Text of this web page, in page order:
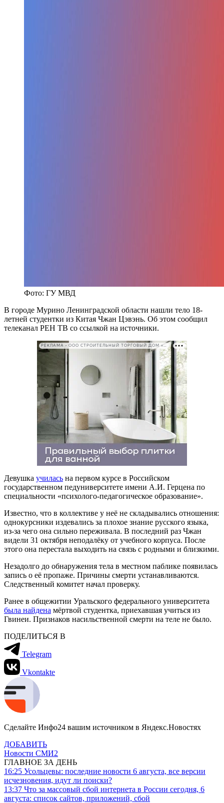
Фото: ГУ МВД
В городе Мурино Ленинградской области нашли тело 18-
летней студентки из Китая Чжан Цэвэнь. Об этом сообщил
телеканал РЕН ТВ со ссылкой на источники.
РЕКЛАМА • ООО СТРОИТЕЛЬНЫЙ ТОРГОВЫЙ ДОМ «ПЕТРОВИЧ». ИНН: 7802348846
Девушка училась на первом курсе в Российском
государственном педуниверситете имени А.И. Герцена по
специальности «психолого-педагогическое образование».
Известно, что в коллективе у неё не складывались отношения:
однокурсники издевались за плохое знание русского языка,
из-за чего она сильно переживала. В последний раз Чжан
видели 31 октября неподалёку от учебного корпуса. После
этого она перестала выходить на связь с родными и близкими.
Незадолго до обнаружения тела в местном паблике появилась
запись о её пропаже. Причины смерти устанавливаются.
Следственный комитет начал проверку.
Ранее в общежитии Уральского федерального университета
была найдена мёртвой студентка, приехавшая учиться из
Гвинеи. Признаков насильственной смерти на теле не было.
ПОДЕЛИТЬСЯ В
Telegram
Vkontakte
Сделайте Инфо24 вашим источником в Яндекс.Новостях
ДОБАВИТЬ
Новости СМИ2
ГЛАВНОЕ ЗА ДЕНЬ
16:25 Усольцевы: последние новости 6 августа, все версии
исчезновения, идут ли поиски?
13:37 Что за массовый сбой интернета в России сегодня, 6
августа: список сайтов, приложений, сбой